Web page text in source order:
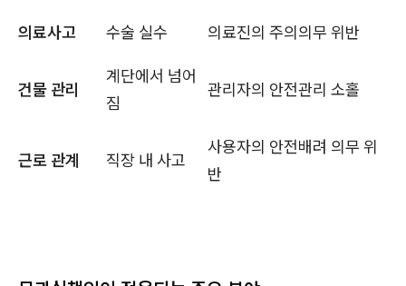
의료사고 수술 실수 의료진의 주의의무 위반
건물 관리
계단에서 넘어
짐
관리자의 안전관리 소홀
근로 관계 직장 내 사고
사용자의 안전배려 의무 위
반